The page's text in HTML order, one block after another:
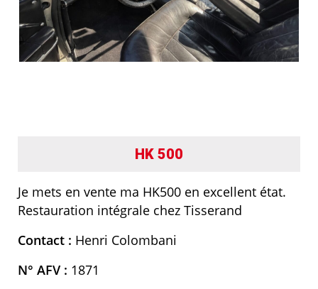
HK 500
Je mets en vente ma HK500 en excellent état.
Restauration intégrale chez Tisserand
Contact : Henri Colombani
N° AFV : 1871